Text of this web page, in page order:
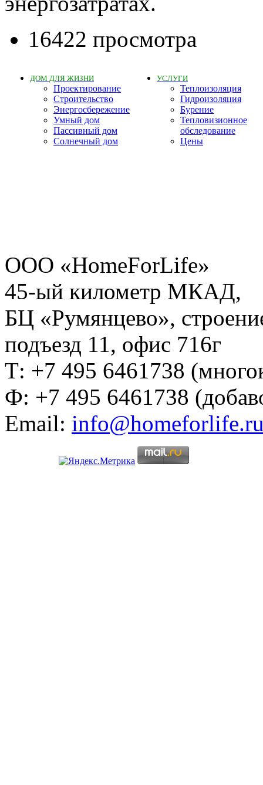
16422 просмотра
ДОМ ДЛЯ ЖИЗНИ
Проектирование
Строительство
Энергосбережение
Умный дом
Пассивный дом
Солнечный дом
УСЛУГИ
Теплоизоляция
Гидроизоляция
Бурение
Тепловизионное
обследование
Цены
ООО «HomeForLife»
45-ый километр МКАД,
БЦ «Румянцево»,
подъезд 11, офис 716г
Т: +7 495 6461738
Ф: +7 495 6461738
Email: